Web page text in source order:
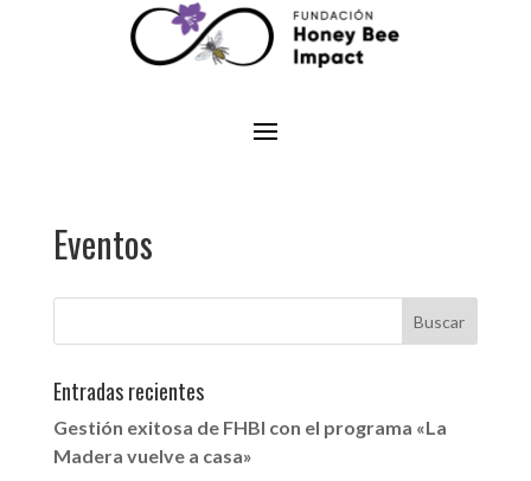
Eventos
Entradas recientes
Gestión exitosa de FHBI con el programa «La
Madera vuelve a casa»